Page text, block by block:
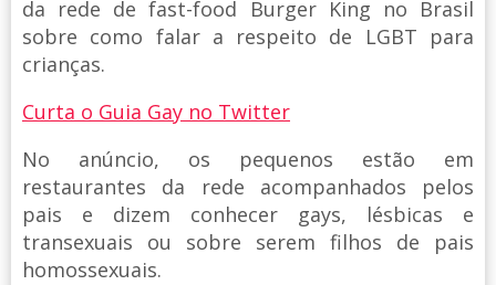
da rede de fast-food Burger King no Brasil
sobre como falar a respeito de LGBT para
crianças.
Curta o Guia Gay no Twitter
No anúncio, os pequenos estão em
restaurantes da rede acompanhados pelos
pais e dizem conhecer gays, lésbicas e
transexuais ou sobre serem filhos de pais
homossexuais.